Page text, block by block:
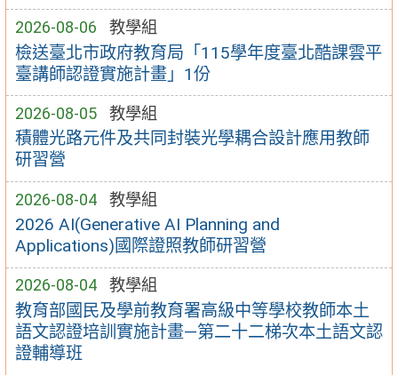
2026-08-06 教學組
檢送臺北市政府教育局「115學年度臺北酷課雲平
臺講師認證實施計畫」1份
2026-08-05 教學組
積體光路元件及共同封裝光學耦合設計應用教師
研習營
2026-08-04 教學組
2026 AI(Generative AI Planning and
Applications)國際證照教師研習營
2026-08-04 教學組
教育部國民及學前教育署高級中等學校教師本土
語文認證培訓實施計畫—第二十二梯次本土語文認
證輔導班